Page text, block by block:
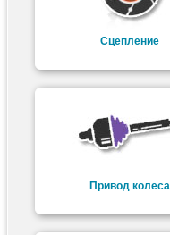
Сцепление
Привод колеса